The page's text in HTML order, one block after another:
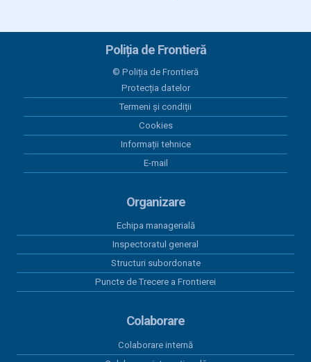
Lista cu venituri salariale - mai 2026
12 iunie 2026
Plăți 12.06.2026
Poliția de Frontieră
© Poliția de Frontieră
Protecția datelor
Termeni și condiții
Cookies
Informații tehnice
E-mail
Organizare
Echipa managerială
Inspectoratul general
Structuri subordonate
Puncte de Trecere a Frontierei
Colaborare
Colaborare internă